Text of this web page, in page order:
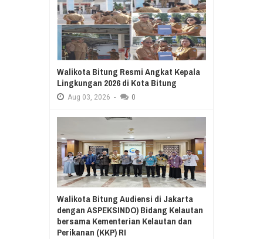
Walikota Bitung Resmi Angkat Kepala
Lingkungan 2026 di Kota Bitung
Aug 03, 2026 - 0
Walikota Bitung Audiensi di Jakarta
dengan ASPEKSINDO) Bidang Kelautan
bersama Kementerian Kelautan dan
Perikanan (KKP) RI